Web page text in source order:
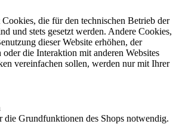
die für den technischen Betrieb der
und stets gesetzt werden. Andere Cookies,
dieser Website erhöhen, der
die Interaktion mit anderen Websites
vereinfachen sollen, werden nur mit Ihrer
die Grundfunktionen des Shops notwendig.